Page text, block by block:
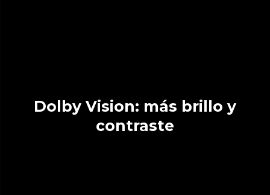
Dolby Vision: más brillo y
contraste